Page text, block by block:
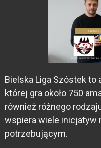
Bielska Liga Szóstek to
której gra około 750
również różnego
wspiera wiele inicjatyw
potrzebującym.